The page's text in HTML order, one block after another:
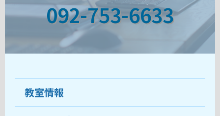
092-753-6633
教室情報